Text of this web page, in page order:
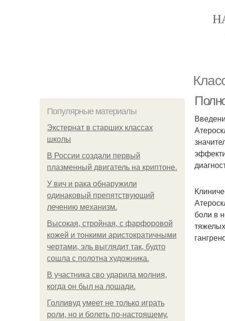
Популярные материалы
Экстернат в старших классах
школы
В России создали первый
плазменный двигатель на криптоне.
У вич и рака обнаружили
одинаковый препятствующий
лечению механизм.
Высокая, стройная, с фарфоровой
кожей и тонкими аристократичными
чертами, эль выглядит так, будто
сошла с полотна художника.
В участника сво ударила молния,
когда он был на лошади.
Голливуд умеет не только играть
роли, но и болеть по-настоящему.
боли в